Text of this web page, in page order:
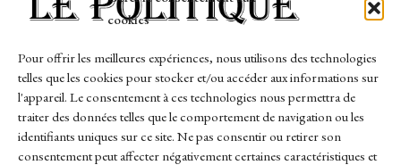
cookies
Pour offrir les meilleures expériences, nous utilisons des technologies
telles que les cookies pour stocker et/ou accéder aux informations sur
l'appareil. Le consentement à ces technologies nous permettra de
traiter des données telles que le comportement de navigation ou les
identifiants uniques sur ce site. Ne pas consentir ou retirer son
consentement peut affecter négativement certaines caractéristiques et
Links
Contact
Sitemap